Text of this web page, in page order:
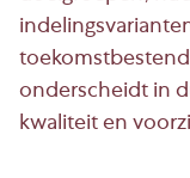
onderscheidt in
kwaliteit en